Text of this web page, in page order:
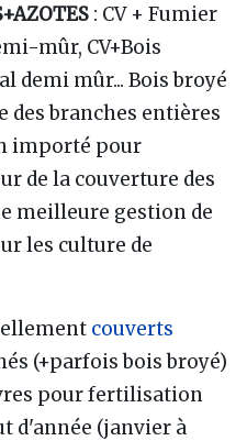
: CV + Fumier
mûr, CV+Bois
demi mûr... Bois broyé
des branches entières
importé pour
de la couverture des
meilleure gestion de
les culture de
couverts
(+parfois bois broyé)
pour fertilisation
d'année (janvier à